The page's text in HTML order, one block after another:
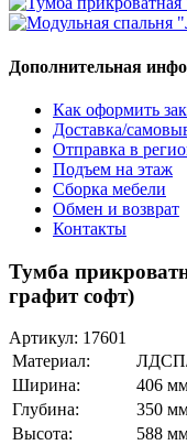
Дополнительная
Как оформить
Доставка/
Отправка в
Подъем на этаж
Сборка мебели
Обмен и возврат
Контакты
Тумба
графит софт)
Артикул: 17601
Материал:
Ширина:
406
Глубина:
350
Высота:
588